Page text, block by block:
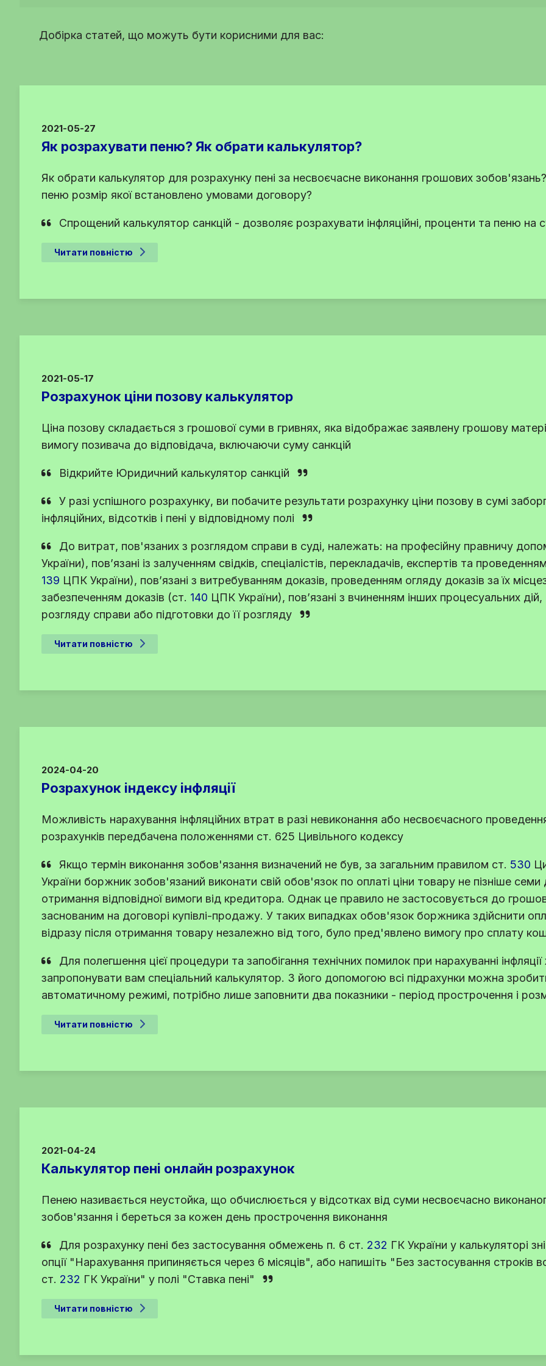
Добірка статей, що можуть бути корисними для вас:
2021-05-27
Як розрахувати пеню? Як обрати калькулятор?
Як обрати калькулятор для розрахунку пені за несвоєчасне виконання грошових
пеню розмір якої встановлено умовами договору?
Спрощений калькулятор санкцій - дозволяє розрахувати інфляційні, проценти та пеню на
Читати повністю
2021-05-17
Розрахунок ціни позову калькулятор
Ціна позову складається з грошової суми в гривнях, яка відображає заявлену грошову
вимогу позивача до відповідача, включаючи суму санкцій
Відкрийте Юридичний калькулятор санкцій
У разі успішного розрахунку, ви побачите результати розрахунку ціни позову в сумі
інфляційних, відсотків і пені у відповідному полі
До витрат, пов'язаних з розглядом справи в суді, належать: на професійну правничу
України), пов’язані із залученням свідків, спеціалістів, перекладачів, експертів та
139 ЦПК України), пов’язані з витребуванням доказів, проведенням огляду доказів за їх
забезпеченням доказів (ст. 140 ЦПК України), пов’язані з вчиненням інших процесуальних
розгляду справи або підготовки до її розгляду
Читати повністю
2024-04-20
Розрахунок індексу інфляції
Можливість нарахування інфляційних втрат в разі невиконання або несвоєчасного
розрахунків передбачена положеннями ст. 625 Цивільного кодексу
Якщо термін виконання зобов'язання визначений не був, за загальним правилом ст. 530
України боржник зобов'язаний виконати свій обов'язок по оплаті ціни товару не пізніше семи
отримання відповідної вимоги від кредитора. Однак це правило не застосовується до
заснованим на договорі купівлі-продажу. У таких випадках обов'язок боржника здійснити
відразу після отримання товару незалежно від того, було пред'явлено вимогу про сплату
Для полегшення цієї процедури та запобігання технічних помилок при нарахуванні інфляції
запропонувати вам спеціальний калькулятор. З його допомогою всі підрахунки можна
автоматичному режимі, потрібно лише заповнити два показники - період прострочення і
Читати повністю
2021-04-24
Калькулятор пені онлайн розрахунок
Пенею називається неустойка, що обчислюється у відсотках від суми несвоєчасно
зобов'язання і береться за кожен день прострочення виконання
Для розрахунку пені без застосування обмежень п. 6 ст. 232 ГК України у калькуляторі
опції "Нарахування припиняється через 6 місяців", або напишіть "Без застосування строків
ст. 232 ГК України" у полі "Ставка пені"
Читати повністю